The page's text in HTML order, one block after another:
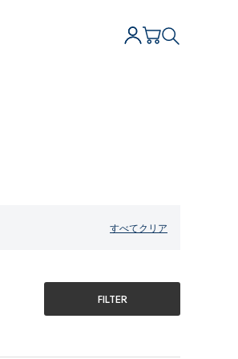
すべてクリア
FILTER